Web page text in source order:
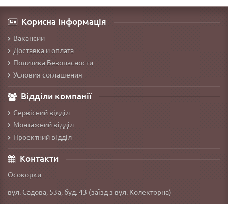
Корисна інформація
Вакансии
Доставка и оплата
Политика Безопасности
Условия соглашения
Відділи компанії
Сервісний відділ
Монтажний відділ
Проектний відділ
Контакти
Осокорки
вул. Садова, 53а, буд. 43 (заїзд з вул. Колекторна)